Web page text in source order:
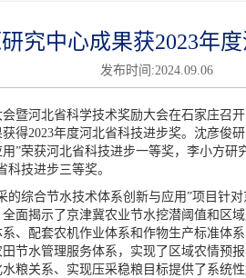
究中心成果获2023年
发布时间:2024.09.06
河北省科学技术奖励大会在石家庄召
得2023年度河北省科技进步奖。沈彦俊
”荣获河北省科技进步一等奖，李小方研
科技进步三等奖。
综合节水技术体系创新与应用”项目针对
面揭示了京津冀农业节水挖潜阈值和区
、配套农机作业体系和作物生产标准体
节水管理服务体系，实现了区域农情预
粮关系、实现压采稳粮目标提供了系统